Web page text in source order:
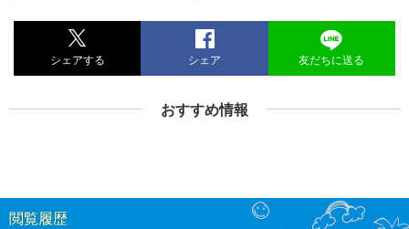
シェアする シェア 友だちに送る
おすすめ情報
閲覧履歴